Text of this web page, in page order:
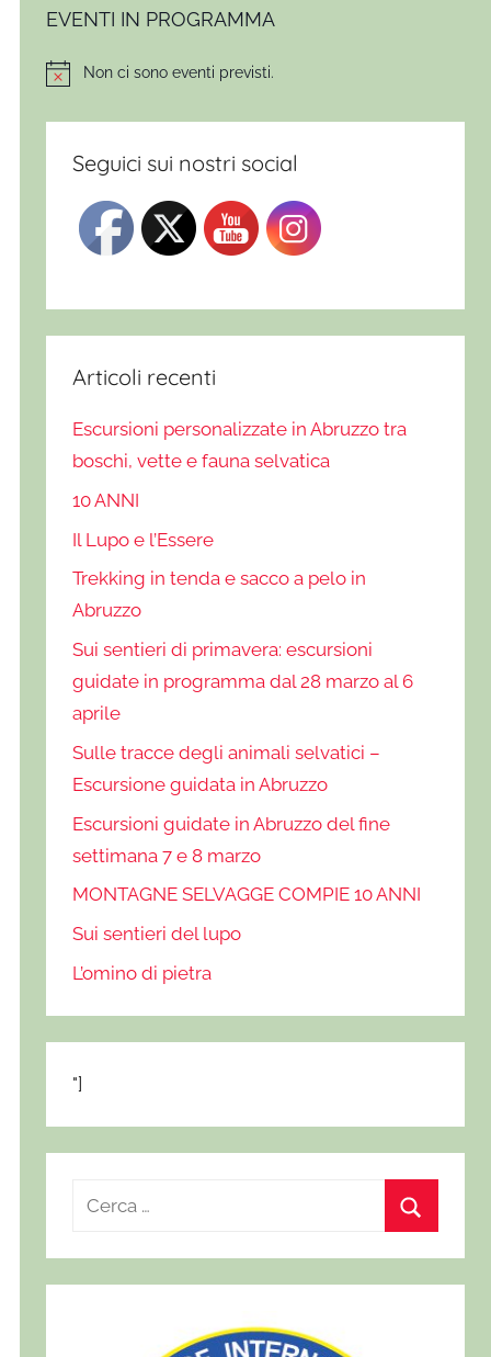
EVENTI IN PROGRAMMA
NoticeNon ci sono eventi previsti.
Seguici sui nostri social
Articoli recenti
Escursioni personalizzate in Abruzzo tra
boschi, vette e fauna selvatica
10 ANNI
Il Lupo e l’Essere
Trekking in tenda e sacco a pelo in
Abruzzo
Sui sentieri di primavera: escursioni
guidate in programma dal 28 marzo al 6
aprile
Sulle tracce degli animali selvatici –
Escursione guidata in Abruzzo
Escursioni guidate in Abruzzo del fine
settimana 7 e 8 marzo
MONTAGNE SELVAGGE COMPIE 10 ANNI
Sui sentieri del lupo
L’omino di pietra
"]
c
e